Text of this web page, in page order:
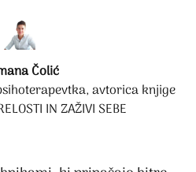
Čolić
avtorica knjige
IN ZAŽIVI SEBE